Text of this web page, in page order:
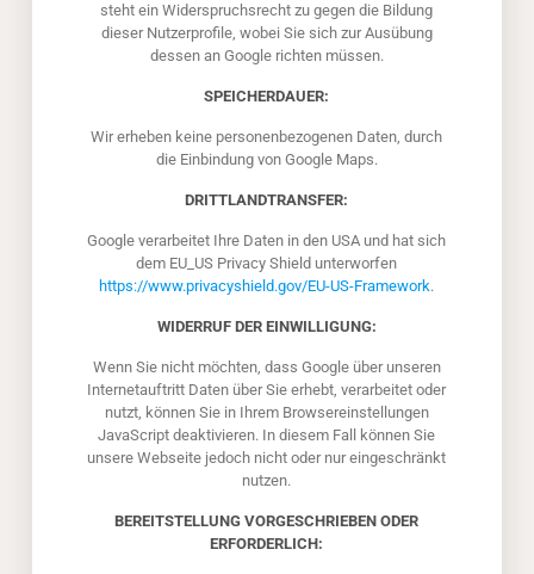
steht ein Widerspruchsrecht zu gegen die Bildung
dieser Nutzerprofile, wobei Sie sich zur Ausübung
dessen an Google richten müssen.
SPEICHERDAUER:
Wir erheben keine personenbezogenen Daten, durch
die Einbindung von Google Maps.
DRITTLANDTRANSFER:
Google verarbeitet Ihre Daten in den USA und hat sich
dem EU_US Privacy Shield unterworfen
https://www.privacyshield.gov/EU-US-Framework.
WIDERRUF DER EINWILLIGUNG:
Wenn Sie nicht möchten, dass Google über unseren
Internetauftritt Daten über Sie erhebt, verarbeitet oder
nutzt, können Sie in Ihrem Browsereinstellungen
JavaScript deaktivieren. In diesem Fall können Sie
unsere Webseite jedoch nicht oder nur eingeschränkt
nutzen.
BEREITSTELLUNG VORGESCHRIEBEN ODER
ERFORDERLICH: